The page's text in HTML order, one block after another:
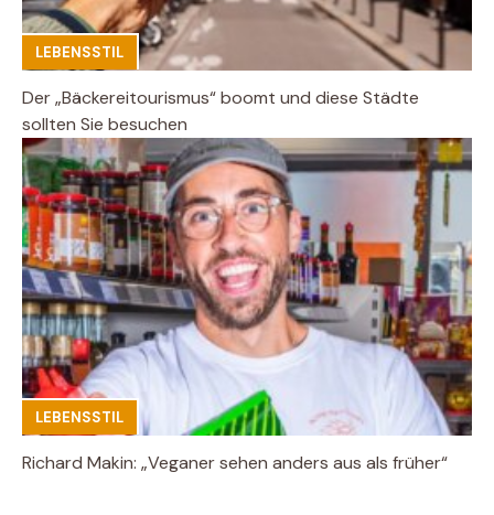
LEBENSSTIL
Der „Bäckereitourismus“ boomt und diese Städte
sollten Sie besuchen
LEBENSSTIL
Richard Makin: „Veganer sehen anders aus als früher“